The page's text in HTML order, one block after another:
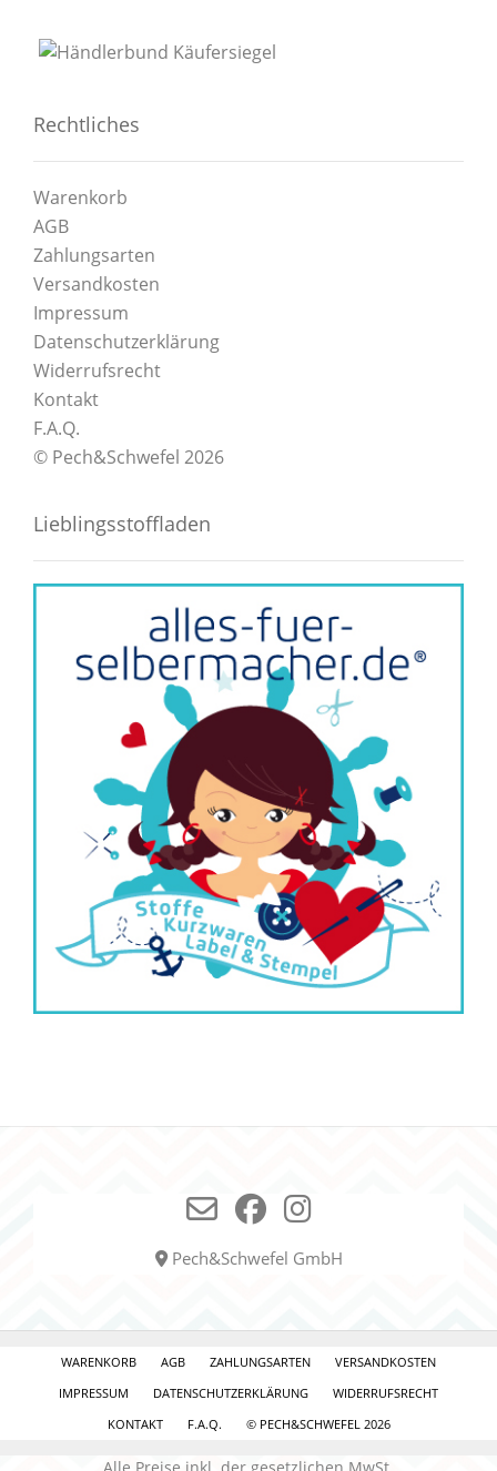
Rechtliches
Warenkorb
AGB
Zahlungsarten
Versandkosten
Impressum
Datenschutzerklärung
Widerrufsrecht
Kontakt
F.A.Q.
© Pech&Schwefel 2026
Lieblingsstoffladen
Pech&Schwefel GmbH
WARENKORB AGB ZAHLUNGSARTEN
VERSANDKOSTEN
IMPRESSUM
DATENSCHUTZERKLÄRUNG
WIDERRUFSRECHT
KONTAKT
F.A.Q. © PECH&SCHWEFEL 2026